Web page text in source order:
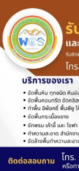
to
content